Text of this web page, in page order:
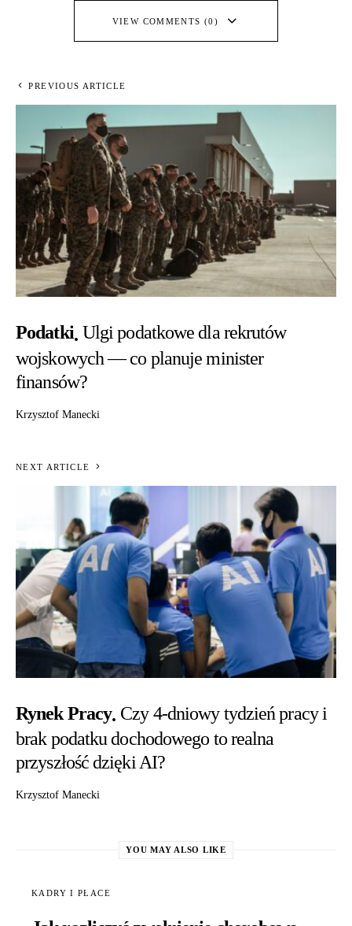
VIEW COMMENTS (0)
PREVIOUS ARTICLE
Podatki Ulgi podatkowe dla rekrutów
wojskowych — co planuje minister
finansów?
Krzysztof Manecki
NEXT ARTICLE
Rynek Pracy Czy 4-dniowy tydzień pracy i
brak podatku dochodowego to realna
przyszłość dzięki AI?
Krzysztof Manecki
YOU MAY ALSO LIKE
KADRY I PŁACE